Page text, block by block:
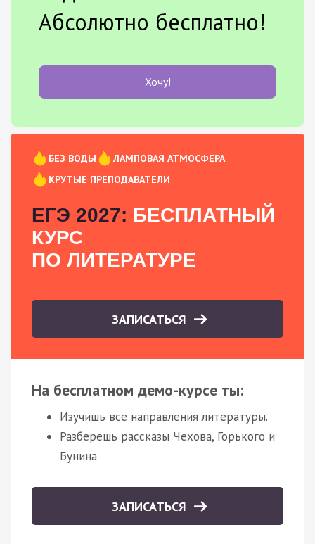
Абсолютно бесплатно!
Хочу!
БЕЗ ВОДЫ
ЛАМПОВАЯ АТМОСФЕРА
КРУТЫЕ ПРЕПОДАВАТЕЛИ
ЕГЭ 2027: БЕСПЛАТНЫЙ
КУРС
ПО ЛИТЕРАТУРЕ
ЗАПИСАТЬСЯ
На бесплатном демо-курсе ты:
Изучишь все направления литературы.
Разберешь рассказы Чехова, Горького и
Бунина
ЗАПИСАТЬСЯ